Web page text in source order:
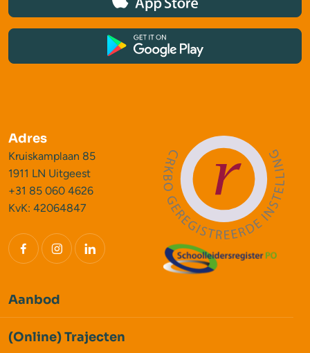
Adres
Kruiskamplaan 85
1911 LN Uitgeest
+31 85 060 4626
KvK: 42064847
Aanbod
(Online) Trajecten